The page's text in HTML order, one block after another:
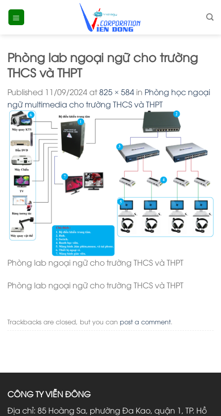
Phòng lab ngoại ngữ cho trường
THCS và THPT
Published 11/09/2024at825 × 584 in Phòng học ngoại
ngữ multimedia cho trường THCS và THPT
Phòng lab ngoại ngữ cho trường THCS và THPT
Phòng lab ngoại ngữ cho trường THCS và THPT
Trackbacks are closed, but you can post a comment.
CÔNG TY VIỄN ĐÔNG
Địa chỉ: 85 Hoàng Sa, phường Đa Kao, quận 1, TP. Hồ